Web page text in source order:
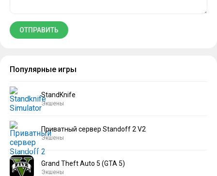
Популярные игры
StandKnife
Экшены
Приватный сервер Standoff 2 V2
Экшены
Grand Theft Auto 5 (GTA 5)
Экшены